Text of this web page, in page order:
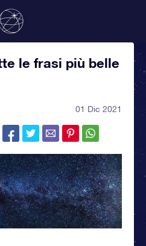
le frasi più belle
01 Dic 2021